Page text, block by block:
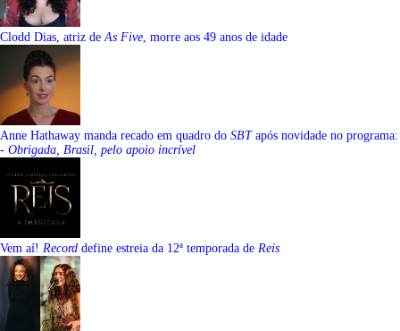
Clodd Dias, atriz de As Five , morre aos 49 anos de idade
Anne Hathaway manda recado em quadro do SBTapós novidade no programa:
- Obrigada, Brasil, pelo apoio incrível
Vem aí! Record define estreia da 12ª temporada de Reis